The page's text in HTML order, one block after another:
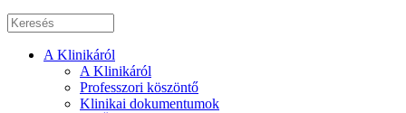
A Klinikáról
A Klinikáról
Professzori köszöntő
Klinikai dokumentumok